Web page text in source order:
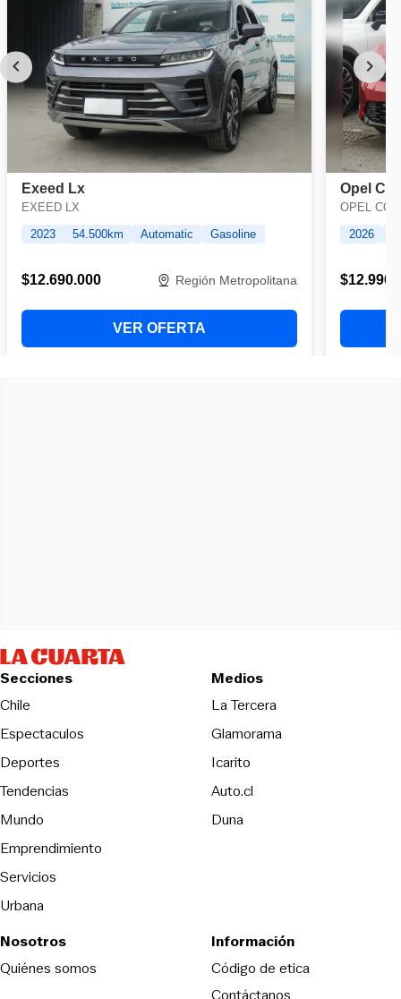
Secciones
Chile
Espectaculos
Deportes
Tendencias
Mundo
Emprendimiento
Servicios
Urbana
Medios
La Tercera
Glamorama
Icarito
Auto.cl
Duna
Nosotros
Quiénes somos
Información
Código de etica
Contáctanos